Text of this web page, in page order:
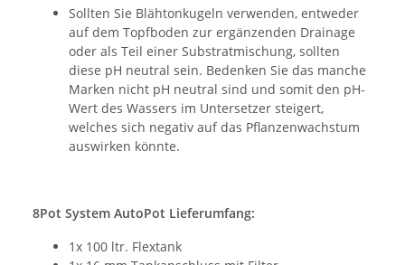
Sollten Sie Blähtonkugeln verwenden, entweder
auf dem Topfboden zur ergänzenden Drainage
oder als Teil einer Substratmischung, sollten
diese pH neutral sein. Bedenken Sie das manche
Marken nicht pH neutral sind und somit den pH-
Wert des Wassers im Untersetzer steigert,
welches sich negativ auf das Pflanzenwachstum
auswirken könnte.
8Pot System AutoPot Lieferumfang:
1x 100 ltr. Flextank